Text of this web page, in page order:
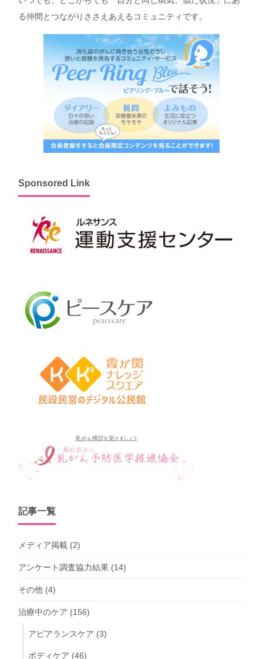
る仲間とつながりささえあえるコミュニティです。
Sponsored Link
記事一覧
メディア掲載 (2)
アンケート調査協力結果 (14)
その他 (4)
治療中のケア (156)
アピアランスケア (3)
ボディケア (46)